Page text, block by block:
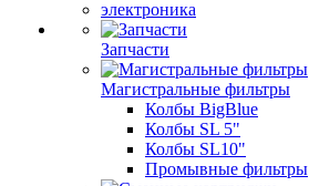
электроника
Запчасти
Магистральные фильтры
Колбы BigBlue
Колбы SL 5"
Колбы SL10"
Промывные фильтры